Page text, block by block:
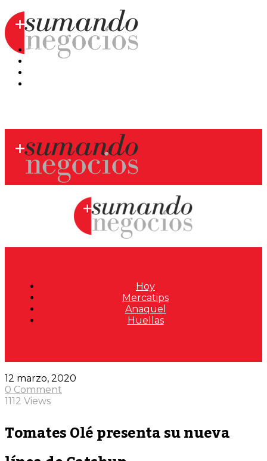
Hoy
Mercatips
Hoy
Mercatips
Anaquel
Huellas
12 marzo, 2020
0 Comment
1112 Views
Tomates Olé presenta su nueva